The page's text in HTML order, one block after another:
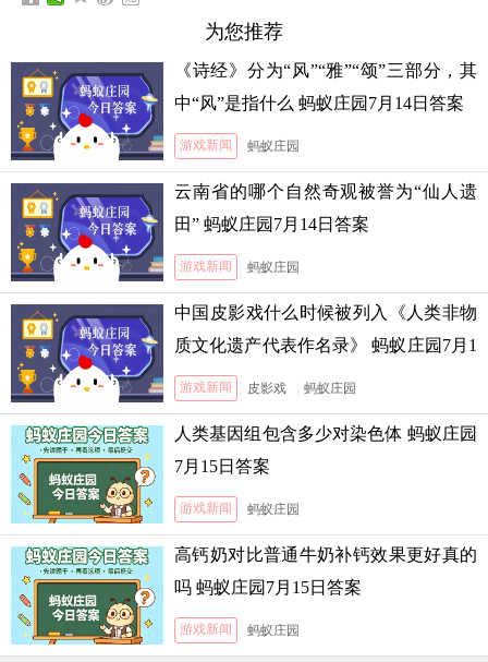
为您推荐
《诗经》分为“风”“雅”“颂”三部分，其
中“风”是指什么 蚂蚁庄园7月14日答案
游戏新闻 蚂蚁庄园
云南省的哪个自然奇观被誉为“仙人遗
田” 蚂蚁庄园7月14日答案
游戏新闻 蚂蚁庄园
中国皮影戏什么时候被列入《人类非物
质文化遗产代表作名录》 蚂蚁庄园7月1
3日答案
游戏新闻 皮影戏 蚂蚁庄园
人类基因组包含多少对染色体 蚂蚁庄园
7月15日答案
游戏新闻 蚂蚁庄园
高钙奶对比普通牛奶补钙效果更好真的
吗 蚂蚁庄园7月15日答案
游戏新闻 蚂蚁庄园